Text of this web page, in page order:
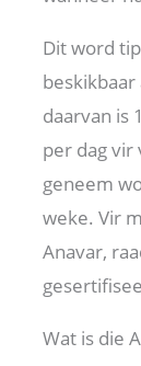
Dit word
daarvan is
per dag vir
geneem
weke. Vir
Anavar,
Wat is die